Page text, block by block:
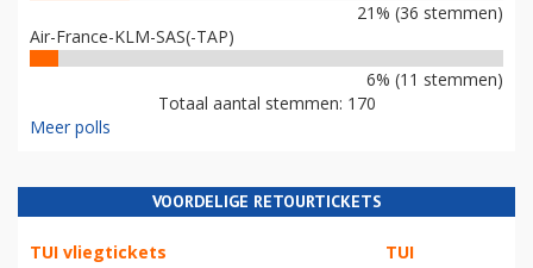
21% (36 stemmen)
Air-France-KLM-SAS(-TAP)
6% (11 stemmen)
Totaal aantal stemmen: 170
Meer polls
VOORDELIGE RETOURTICKETS
TUI vliegtickets TUI